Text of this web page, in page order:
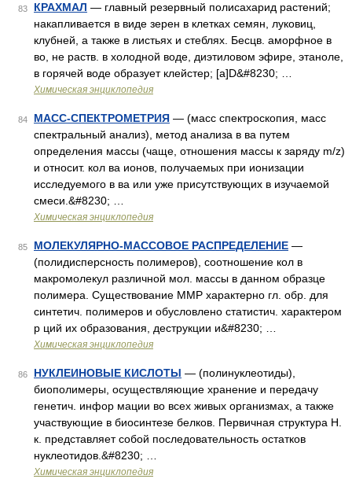
83 КРАХМАЛ — главный резервный полисахарид растений;
накапливается в виде зерен в клетках семян, луковиц,
клубней, а также в листьях и стеблях. Бесцв. аморфное в
во, не раств. в холодной воде, диэтиловом эфире, этаноле,
в горячей воде образует клейстер; [a]D&#8230; …
Химическая энциклопедия
84 МАСС-СПЕКТРОМЕТРИЯ — (масс спектроскопия, масс
спектральный анализ), метод анализа в ва путем
определения массы (чаще, отношения массы к заряду m/z)
и относит. кол ва ионов, получаемых при ионизации
исследуемого в ва или уже присутствующих в изучаемой
смеси.&#8230; …
Химическая энциклопедия
85 МОЛЕКУЛЯРНО-МАССОВОЕ РАСПРЕДЕЛЕНИЕ —
(полидисперсность полимеров), соотношение кол в
макромолекул различной мол. массы в данном образце
полимера. Существование ММР характерно гл. обр. для
синтетич. полимеров и обусловлено статистич. характером
р ций их образования, деструкции и&#8230; …
Химическая энциклопедия
86 НУКЛЕИНОВЫЕ КИСЛОТЫ — (полинуклеотиды),
биополимеры, осуществляющие хранение и передачу
генетич. инфор мации во всех живых организмах, а также
участвующие в биосинтезе белков. Первичная структура Н.
к. представляет собой последовательность остатков
нуклеотидов.&#8230; …
Химическая энциклопедия